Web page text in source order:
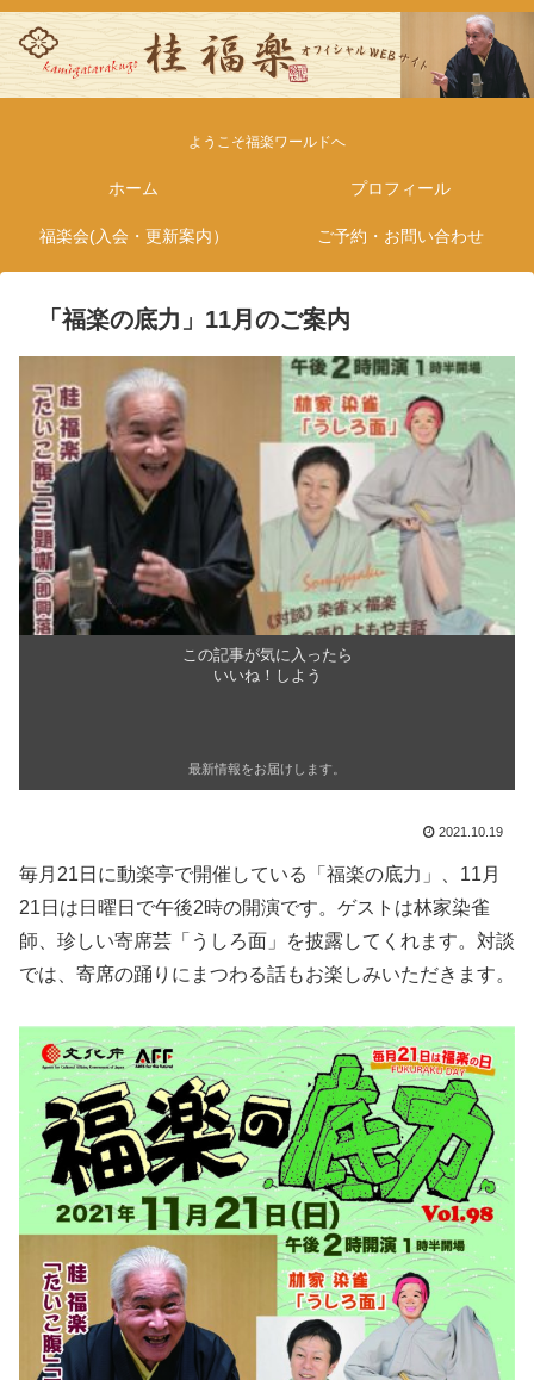
ようこそ福楽ワールドへ
ホーム プロフィール
福楽会(入会・更新案内） ご予約・お問い合わせ
「福楽の底力」11月のご案内
この記事が気に入ったら
いいね！しよう
最新情報をお届けします。
2021.10.19
毎月21日に動楽亭で開催している「福楽の底力」、11月
21日は日曜日で午後2時の開演です。ゲストは林家染雀
師、珍しい寄席芸「うしろ面」を披露してくれます。対談
では、寄席の踊りにまつわる話もお楽しみいただきます。